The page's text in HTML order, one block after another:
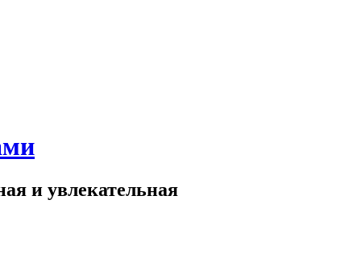
и увлекательная